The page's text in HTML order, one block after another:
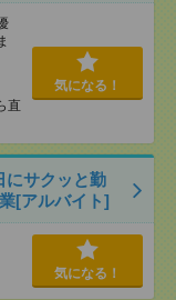
直
気になる！
にサクッと勤
[アルバイト]
気になる！